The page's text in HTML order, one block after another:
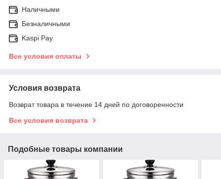
Наличными
Безналичными
Kaspi Pay
Все условия оплаты
Условия возврата
Возврат товара в течение 14 дней по договоренности
Все условия возврата
Подобные товары компании